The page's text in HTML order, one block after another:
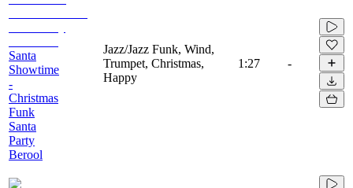
Santa
Showtime
-
Christmas
Funk
Santa
Party
Berool
Jazz/Jazz Funk, Wind,
Trumpet, Christmas,
Happy
1:27 -